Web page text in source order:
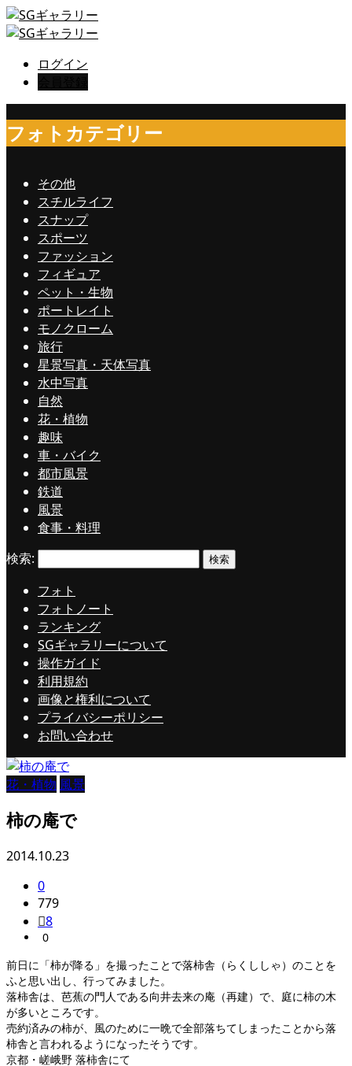
ログイン
フォトカテゴリー
その他
スチルライフ
スナップ
スポーツ
ファッション
フィギュア
ペット・生物
ポートレイト
モノクローム
旅行
星景写真・天体写真
水中写真
自然
花・植物
趣味
車・バイク
都市風景
鉄道
風景
食事・料理
フォト
フォトノート
ランキング
SGギャラリーについて
操作ガイド
利用規約
画像と権利について
プライバシーポリシー
お問い合わせ
検索:
花・植物 風景
柿の庵で
2014.10.23
0
779
8
0
前日に「柿が降る」を撮ったことで落柿舎（らくししゃ）のことを
ふと思い出し、行ってみました。
落柿舎は、芭蕉の門人である向井去来の庵（再建）で、庭に柿の木
が多いところです。
売約済みの柿が、風のために一晩で全部落ちてしまったことから落
柿舎と言われるようになったそうです。
京都・嵯峨野 落柿舎にて